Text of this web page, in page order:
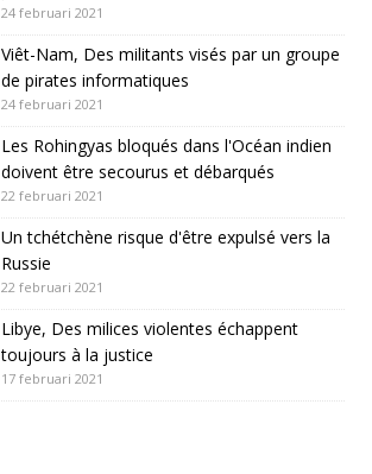
24 februari 2021
Viêt-Nam, Des militants visés par un groupe
de pirates informatiques
24 februari 2021
Les Rohingyas bloqués dans l'Océan indien
doivent être secourus et débarqués
22 februari 2021
Un tchétchène risque d'être expulsé vers la
Russie
22 februari 2021
Libye, Des milices violentes échappent
toujours à la justice
17 februari 2021